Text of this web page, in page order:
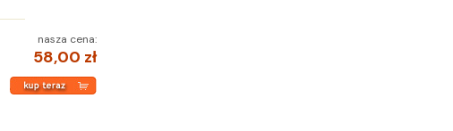
nasza cena:
58,00 zł